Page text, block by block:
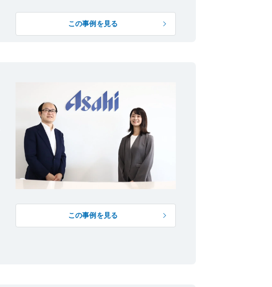
この事例を見る
この事例を見る